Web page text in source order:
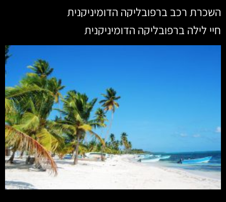
השכרת רכב ברפובליקה הדומיניקנית
חיי לילה ברפובליקה הדומיניקנית